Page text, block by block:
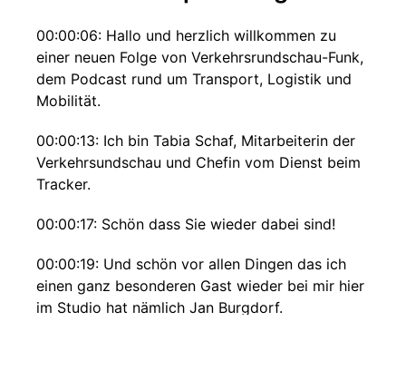
00:00:06: Hallo und herzlich willkommen zu
einer neuen Folge von Verkehrsrundschau-Funk,
dem Podcast rund um Transport, Logistik und
Mobilität.
00:00:13: Ich bin Tabia Schaf, Mitarbeiterin der
Verkehrsundschau und Chefin vom Dienst beim
Tracker.
00:00:17: Schön dass Sie wieder dabei sind!
00:00:19: Und schön vor allen Dingen das ich
einen ganz besonderen Gast wieder bei mir hier
im Studio hat nämlich Jan Burgdorf.